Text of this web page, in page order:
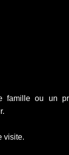
ou un
visite.